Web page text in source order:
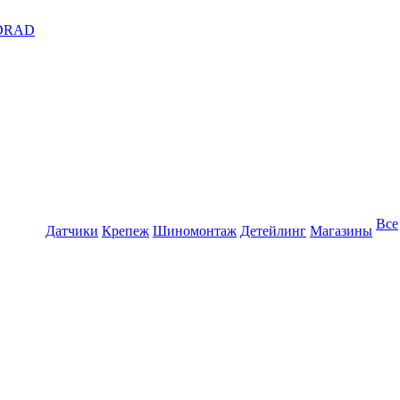
Датчики Крепеж Шиномонтаж Детейлинг Магазины Все